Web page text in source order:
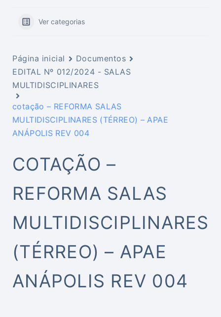
Ver categorias
Página inicial
Documentos
EDITAL Nº 012/2024 - SALAS
MULTIDISCIPLINARES
cotação – REFORMA SALAS
MULTIDISCIPLINARES (TÉRREO) – APAE
ANÁPOLIS REV 004
COTAÇÃO –
REFORMA SALAS
MULTIDISCIPLINARES
(TÉRREO) – APAE
ANÁPOLIS REV 004